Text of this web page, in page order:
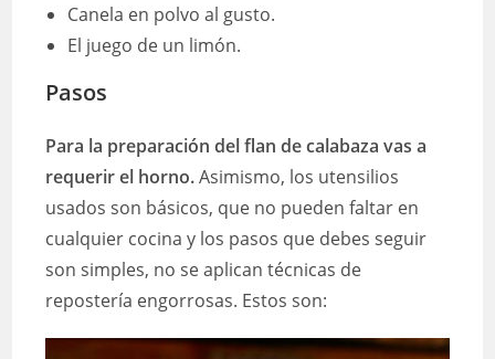
Canela en polvo al gusto.
El juego de un limón.
Pasos
Para la preparación del flan de calabaza vas a
requerir el horno.Asimismo, los utensilios
usados son básicos, que no pueden faltar en
cualquier cocina y los pasos que debes seguir
son simples, no se aplican técnicas de
repostería engorrosas. Estos son: